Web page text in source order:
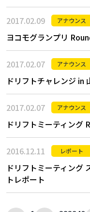
2017.02.09 アナウンス
ヨコモグランプリ
2017.02.07 アナウンス
ドリフトチャレンジ in
2017.02.07 アナウンス
ドリフトミーティング
2016.12.11 レポート
ドリフトミーティン
トレポート